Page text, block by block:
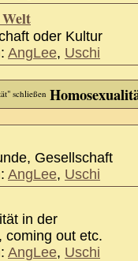
Welt
oder Kultur
AngLee, Uschi
Gesellschaft
AngLee, Uschi
in der
coming out etc.
AngLee, Uschi